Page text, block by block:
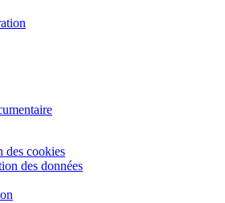
des cookies
des données